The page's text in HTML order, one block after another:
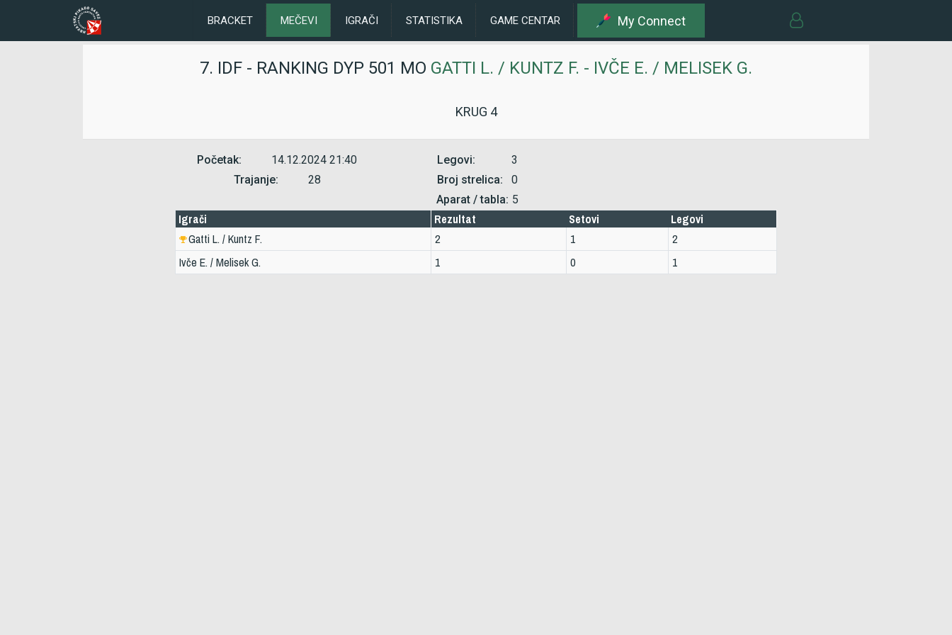
BRACKET MEČEVI IGRAČI STATISTIKA GAME CENTAR My Connect
7. IDF - RANKING DYP 501 MO GATTI L. / KUNTZ F. - IVČE E. / MELISEK G.
KRUG 4
Početak:
14.12.2024 21:40
Trajanje:
28
Legovi:
3
Broj strelica:
0
Aparat / tabla: 5
Igrači Rezultat Setovi
Legovi
Gatti L. / Kuntz F.
2 1
2
Ivče E. / Melisek G.
1 0 1